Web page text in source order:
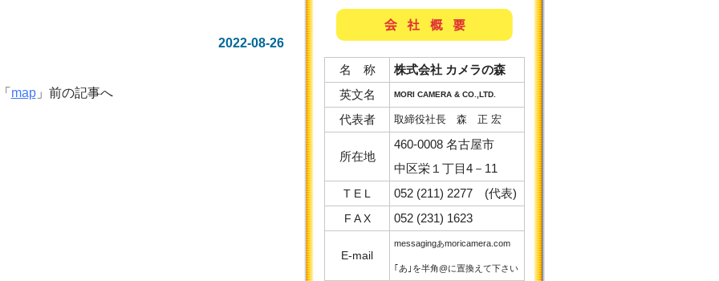
2022-08-26
map」前の記事へ
名 称
株式会社 カメラの森
英文名
MORI CAMERA & CO.,LTD.
代表者 取締役社長 森 正 宏
所在地
460-0008 名古屋市
中区栄１丁目4－11
T E L 052 (211) 2277 (代表)
F A X 052 (231) 1623
E-mail
messagingあmoricamera.com
｢あ｣を半角@に置換えて下さい